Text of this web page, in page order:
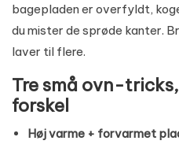
bagepladen er overfyldt,
du mister de sprøde kanter.
laver til flere.
Tre små ovn-
forskel
Høj varme + forvarmet